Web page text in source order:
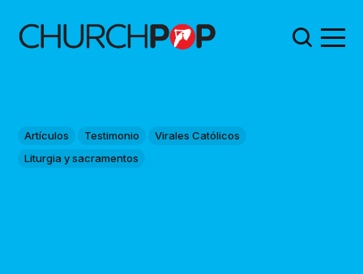
Artículos Testimonio
Virales Católicos
Liturgia y sacramentos